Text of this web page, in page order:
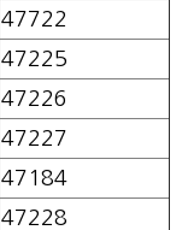
47722
47225
47226
47227
47184
47228